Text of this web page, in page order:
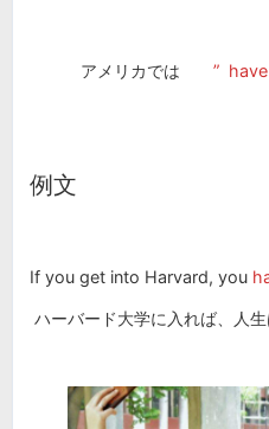
アメリカでは ”
例文
If you get into Harvard, you
ハーバード大学に入れば、人